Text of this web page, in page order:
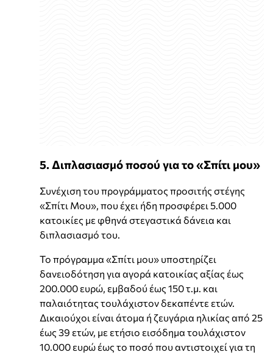
5. Διπλασιασμό ποσού για το «Σπίτι μου»
Συνέχιση του προγράμματος προσιτής στέγης
«Σπίτι Μου», που έχει ήδη προσφέρει 5.000
κατοικίες με φθηνά στεγαστικά δάνεια και
διπλασιασμό του.
Το πρόγραμμα «Σπίτι μου» υποστηρίζει
δανειοδότηση για αγορά κατοικίας αξίας έως
200.000 ευρώ, εμβαδού έως 150 τ.μ. και
παλαιότητας τουλάχιστον δεκαπέντε ετών.
Δικαιούχοι είναι άτομα ή ζευγάρια ηλικίας από 25
έως 39 ετών, με ετήσιο εισόδημα τουλάχιστον
10.000 ευρώ έως το ποσό που αντιστοιχεί για τη